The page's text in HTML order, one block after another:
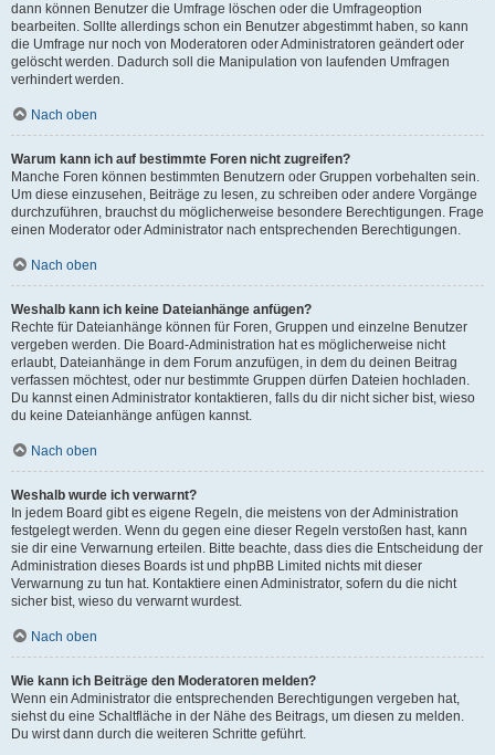
dann können Benutzer die Umfrage löschen oder die Umfrageoption
bearbeiten. Sollte allerdings schon ein Benutzer abgestimmt haben, so kann
die Umfrage nur noch von Moderatoren oder Administratoren geändert oder
gelöscht werden. Dadurch soll die Manipulation von laufenden Umfragen
verhindert werden.
Nach oben
Warum kann ich auf bestimmte Foren nicht zugreifen?
Manche Foren können bestimmten Benutzern oder Gruppen vorbehalten sein.
Um diese einzusehen, Beiträge zu lesen, zu schreiben oder andere Vorgänge
durchzuführen, brauchst du möglicherweise besondere Berechtigungen. Frage
einen Moderator oder Administrator nach entsprechenden Berechtigungen.
Nach oben
Weshalb kann ich keine Dateianhänge anfügen?
Rechte für Dateianhänge können für Foren, Gruppen und einzelne Benutzer
vergeben werden. Die Board-Administration hat es möglicherweise nicht
erlaubt, Dateianhänge in dem Forum anzufügen, in dem du deinen Beitrag
verfassen möchtest, oder nur bestimmte Gruppen dürfen Dateien hochladen.
Du kannst einen Administrator kontaktieren, falls du dir nicht sicher bist, wieso
du keine Dateianhänge anfügen kannst.
Nach oben
Weshalb wurde ich verwarnt?
In jedem Board gibt es eigene Regeln, die meistens von der Administration
festgelegt werden. Wenn du gegen eine dieser Regeln verstoßen hast, kann
sie dir eine Verwarnung erteilen. Bitte beachte, dass dies die Entscheidung der
Administration dieses Boards ist und phpBB Limited nichts mit dieser
Verwarnung zu tun hat. Kontaktiere einen Administrator, sofern du die nicht
sicher bist, wieso du verwarnt wurdest.
Nach oben
Wie kann ich Beiträge den Moderatoren melden?
Wenn ein Administrator die entsprechenden Berechtigungen vergeben hat,
siehst du eine Schaltfläche in der Nähe des Beitrags, um diesen zu melden.
Du wirst dann durch die weiteren Schritte geführt.